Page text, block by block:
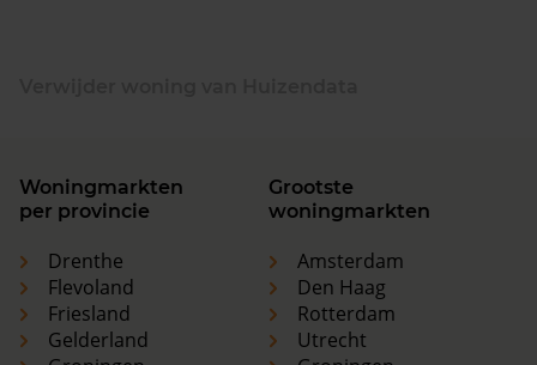
Woningmarkten
per provincie
Drenthe
Flevoland
Friesland
Gelderland
Grootste
woningmarkten
Amsterdam
Den Haag
Rotterdam
Utrecht